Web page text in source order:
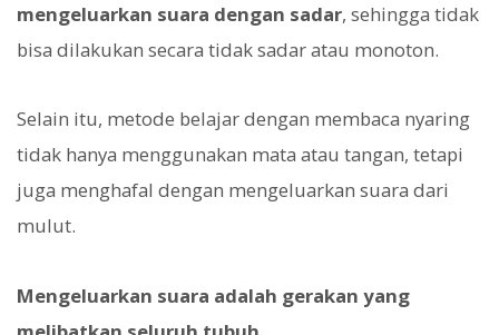
mengeluarkan suara dengan sadar, sehingga tidak
bisa dilakukan secara tidak sadar atau monoton.
Selain itu, metode belajar dengan membaca nyaring
tidak hanya menggunakan mata atau tangan, tetapi
juga menghafal dengan mengeluarkan suara dari
mulut.
Mengeluarkan suara adalah gerakan yang